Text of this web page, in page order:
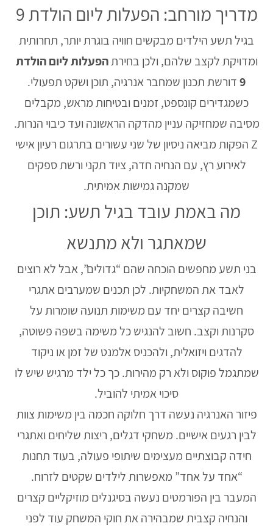
מדריך מורחב: הפעלות ליום הולדת 9
בגיל תשע הילדים מבקשים חוויה בוגרת יותר, תחרותית
ומדויקת לקצב שלהם, ולכן בחירתהפעלות ליום הולדת
9דורשת תכנון שמחבר אנרגיה, תוכן ושקט תפעולי.
כשמגדירים קונספט, זמנים ובטיחות מראש, מקבלים
מסיבה שמחזיקה עניין מהדקה הראשונה ועד כיבוי הנרות.
Z הפקות מביאה ניסיון של שני עשורים בתרגום רעיון אישי
לאירוע רץ, עם הנחיה חדה, ציוד תקני ורשת ספקים
שמקנה גמישות אמיתית.
מה באמת עובד בגיל תשע: תוכן
שמאתגר ולא מתנשא
בני תשע מחפשים הוכחה שהם “גדולים”, אבל לא רוצים
לאבד את המשחקיות. לכן תכנים שמערבים אתגרי
חשיבה קצרים יחד עם משימות תנועה שומרות על
סקרנות וקצב. חשוב להנגיש כל משימה בשפה פשוטה,
להדגים ויזואלית, ולהכניס אלמנט של זמן או ניקוד
שמתגמל פוקוס ולא רק מהירות. כך כל ילד מרגיש שיש לו
סיכוי אמיתי להוביל.
פיזור האנרגיה נעשה דרך חלוקה חכמה בין משימות צוות
לבין רגעים אישיים. משחקי דגלים, ריצות שליחים ואתגרי
חידה קבוצתיים מעצימים שיתופי פעולה, בעוד תחנות
“אחד על אחד” מאפשרות לילדים שקטים לזרוח.
המעבר בין הפורמטים נעשה בסיגנלים מוזיקליים קצרים
והנחיה קצבית שמבהירה את חוקי המשחק עוד לפני